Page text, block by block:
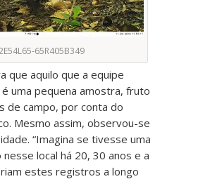
65R405B349
que aquilo que a equipe
uma pequena amostra, fruto
de campo, por conta do
Mesmo assim, observou-se
“Imagina se tivesse uma
local há 20, 30 anos e a
estes registros a longo